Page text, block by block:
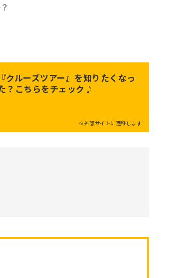
『クルーズツアー』を知りたくなっ
？こちらをチェック♪
※外部サイトに遷移します